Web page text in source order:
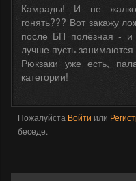
Камрады! И не
гонять??? Вот закажу
после БП полезная - и
лучше пусть
Рюкзаки уже есть,
категории!
Пожалуйста Войти или
беседе.